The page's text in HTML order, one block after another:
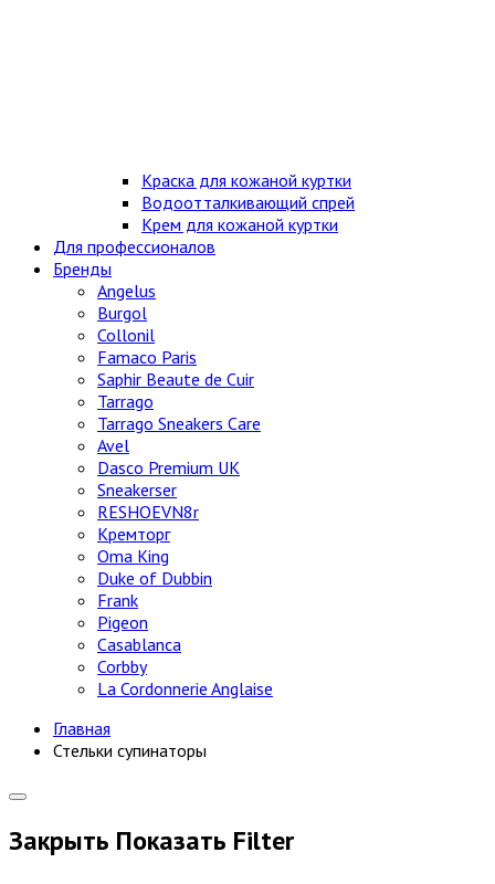
Краска для кожаной куртки
Водоотталкивающий спрей
Крем для кожаной куртки
Для профессионалов
Бренды
Angelus
Burgol
Collonil
Famaco Paris
Saphir Beaute de Cuir
Tarrago
Tarrago Sneakers Care
Avel
Dasco Premium UK
Sneakerser
RESHOEVN8r
Кремторг
Oma King
Duke of Dubbin
Frank
Pigeon
Casablanca
Corbby
La Cordonnerie Anglaise
Главная
Стельки супинаторы
Закрыть Показать Filter